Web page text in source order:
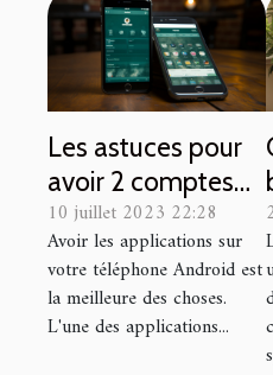
Les astuces pour
avoir 2 comptes
WhatsApp sur un
même Android
avec
GBWhatsAPP
10 juillet 2023 22:28
Avoir les applications sur
votre téléphone Android est
la meilleure des choses.
L'une des applications...